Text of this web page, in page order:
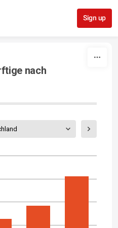
Sign up
nach